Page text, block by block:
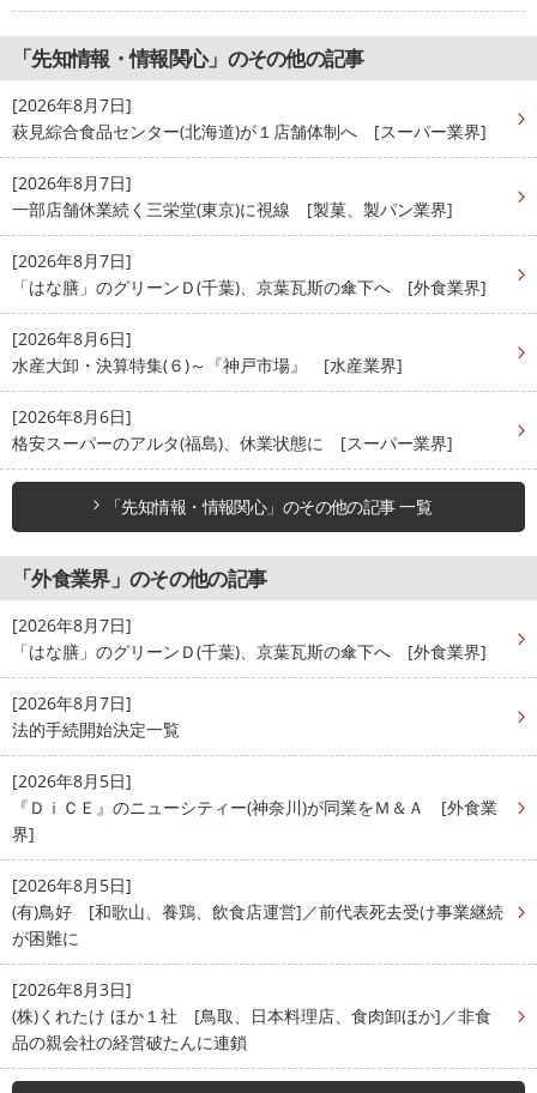
「先知情報・情報関心」のその他の記事
[2026年8月7日]
萩見綜合食品センター(北海道)が１店舗体制へ [スーパー業界]
[2026年8月7日]
一部店舗休業続く三栄堂(東京)に視線 [製菓、製パン業界]
[2026年8月7日]
「はな膳」のグリーンＤ(千葉)、京葉瓦斯の傘下へ [外食業界]
[2026年8月6日]
水産大卸・決算特集(６)～『神戸市場』 [水産業界]
[2026年8月6日]
格安スーパーのアルタ(福島)、休業状態に [スーパー業界]
「先知情報・情報関心」のその他の記事 一覧
「外食業界」のその他の記事
[2026年8月7日]
「はな膳」のグリーンＤ(千葉)、京葉瓦斯の傘下へ [外食業界]
[2026年8月7日]
法的手続開始決定一覧
[2026年8月5日]
『ＤｉＣＥ』のニューシティー(神奈川)が同業をＭ＆Ａ [外食業
界]
[2026年8月5日]
(有)鳥好 [和歌山、養鶏、飲食店運営]／前代表死去受け事業継続
が困難に
[2026年8月3日]
(株)くれたけ ほか１社 [鳥取、日本料理店、食肉卸ほか]／非食
品の親会社の経営破たんに連鎖